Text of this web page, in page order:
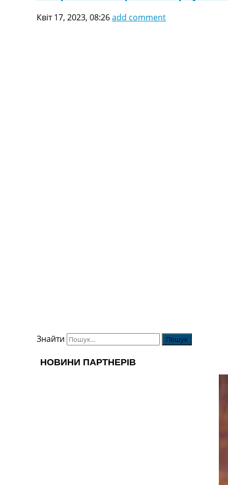
Квіт 17, 2023, 08:26add comment
Знайти